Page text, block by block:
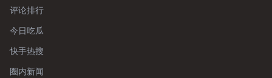
评论排行
今日吃瓜
快手热搜
圈内新闻